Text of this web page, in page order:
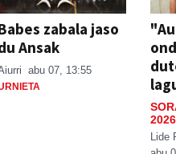
zabala jaso
Ansak
abu 07, 13:55
2026